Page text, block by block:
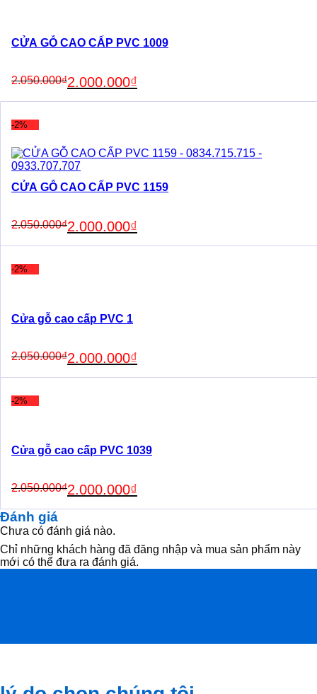
CỬA GỖ CAO CẤP PVC 1009
2.050.000₫
price
was:
2.000.000₫
price
is:
-2%
CỬA GỖ CAO CẤP PVC 1159
2.050.000₫
price
was:
2.000.000₫
price
is:
-2%
Cửa gỗ cao cấp PVC 1
2.050.000₫
price
was:
2.000.000₫
price
is:
-2%
Cửa gỗ cao cấp PVC 1039
2.050.000₫
price
was:
2.000.000₫
price
is:
Đánh giá
Chưa có đánh giá nào.
Chỉ những khách hàng đã đăng nhập và mua sản phẩm này
mới có thể đưa ra đánh giá.